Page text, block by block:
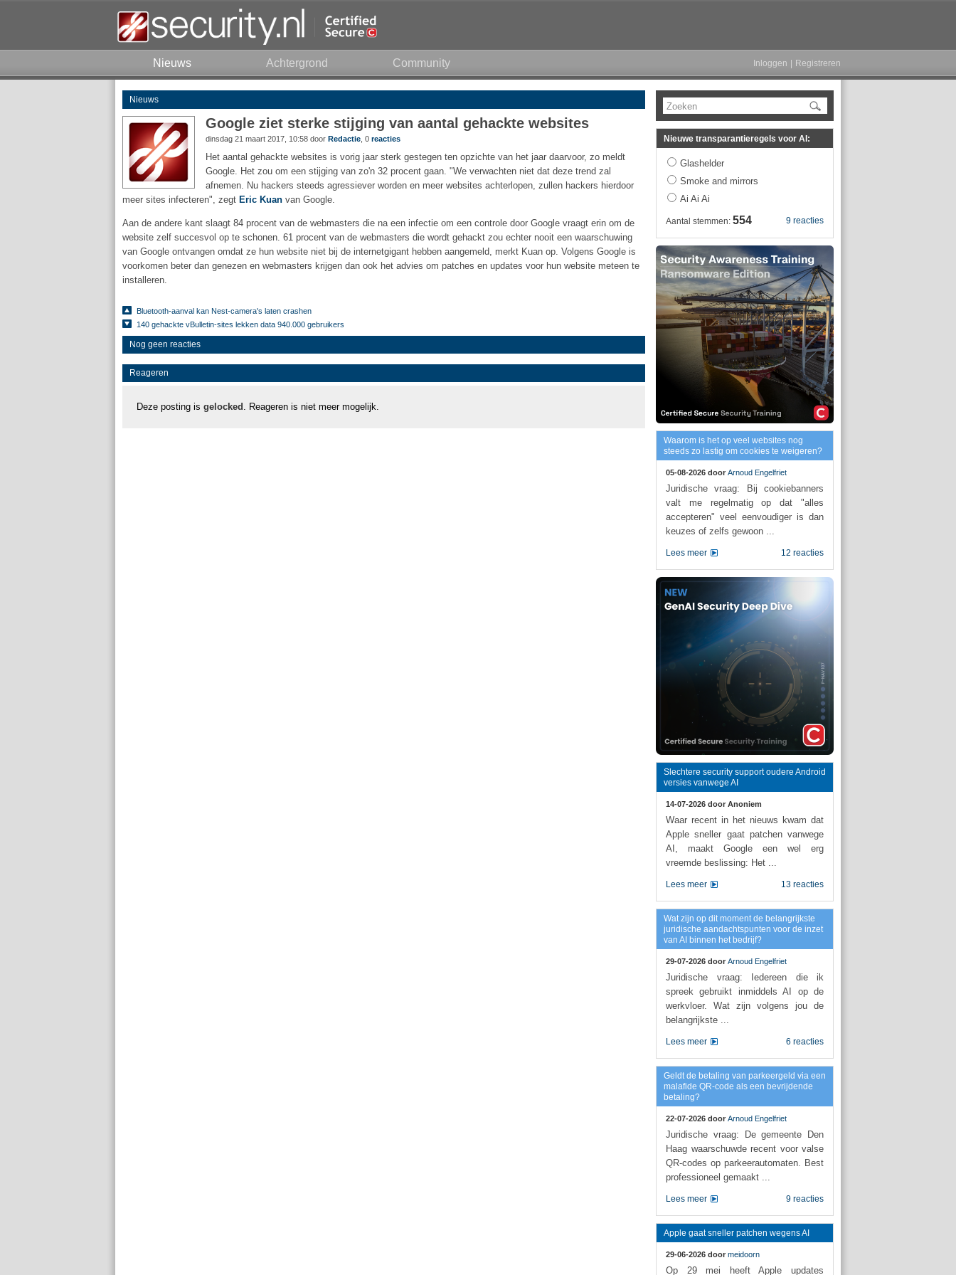
Nieuws Achtergrond Community Inloggen Registreren
Nieuws
Google ziet sterke stijging van aantal gehackte websites
dinsdag 21 maart 2017, 10:58 door Redactie , 0 reacties
Het aantal gehackte websites is vorig jaar sterk gestegen ten opzichte van het jaar daarvoor, zo meldt
Google. Het zou om een stijging van zo'n 32 procent gaan. "We verwachten niet dat deze trend zal
afnemen. Nu hackers steeds agressiever worden en meer websites achterlopen, zullen hackers hierdoor
meer sites infecteren", zegt Eric Kuan van Google.
Aan de andere kant slaagt 84 procent van de webmasters die na een infectie om een controle door Google vraagt erin om de
website zelf succesvol op te schonen. 61 procent van de webmasters die wordt gehackt zou echter nooit een waarschuwing
van Google ontvangen omdat ze hun website niet bij de internetgigant hebben aangemeld, merkt Kuan op. Volgens Google is
voorkomen beter dan genezen en webmasters krijgen dan ook het advies om patches en updates voor hun website meteen te
installeren.
Bluetooth-aanval kan Nest-camera's laten crashen
140 gehackte vBulletin-sites lekken data 940.000 gebruikers
Nog geen reacties
Reageren
Deze posting is gelocked . Reageren is niet meer mogelijk.
Zoeken
Nieuwe transparantieregels voor AI:
Glashelder
Smoke and mirrors
Ai Ai Ai
9 reacties
Aantal stemmen: 554
Waarom is het op veel websites nog
steeds zo lastig om cookies te weigeren?
05-08-2026 door Arnoud Engelfriet
Juridische vraag: Bij cookiebanners
valt me regelmatig op dat "alles
accepteren" veel eenvoudiger is dan
keuzes of zelfs gewoon ...
12 reacties
Lees meer
Slechtere security support oudere Android
versies vanwege AI
14-07-2026 door Anoniem
Waar recent in het nieuws kwam dat
Apple sneller gaat patchen vanwege
AI, maakt Google een wel erg
vreemde beslissing: Het ...
13 reacties
Lees meer
Wat zijn op dit moment de belangrijkste
juridische aandachtspunten voor de inzet
van AI binnen het bedrijf?
29-07-2026 door Arnoud Engelfriet
Juridische vraag: Iedereen die ik
spreek gebruikt inmiddels AI op de
werkvloer. Wat zijn volgens jou de
belangrijkste ...
6 reacties
Lees meer
Geldt de betaling van parkeergeld via een
malafide QR-code als een bevrijdende
betaling?
22-07-2026 door Arnoud Engelfriet
Juridische vraag: De gemeente Den
Haag waarschuwde recent voor valse
QR-codes op parkeerautomaten. Best
professioneel gemaakt ...
9 reacties
Lees meer
Apple gaat sneller patchen wegens AI
29-06-2026 door meidoorn
Op 29 mei heeft Apple updates